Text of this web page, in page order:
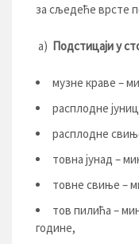
за сљедеће врсте
а) Подстицаји у
музне краве –
расплодне
расплодне
товна јунад –
товне свиње –
тов пилића –
године,